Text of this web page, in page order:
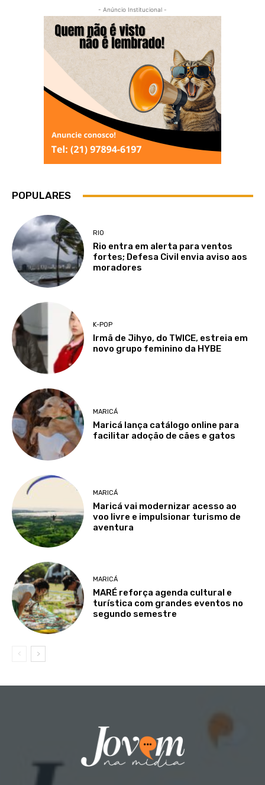
- Anúncio Institucional -
POPULARES
RIO
Rio entra em alerta para ventos
fortes; Defesa Civil envia aviso aos
moradores
K-POP
Irmã de Jihyo, do TWICE, estreia em
novo grupo feminino da HYBE
MARICÁ
Maricá lança catálogo online para
facilitar adoção de cães e gatos
MARICÁ
Maricá vai modernizar acesso ao
voo livre e impulsionar turismo de
aventura
MARICÁ
MARÉ reforça agenda cultural e
turística com grandes eventos no
segundo semestre